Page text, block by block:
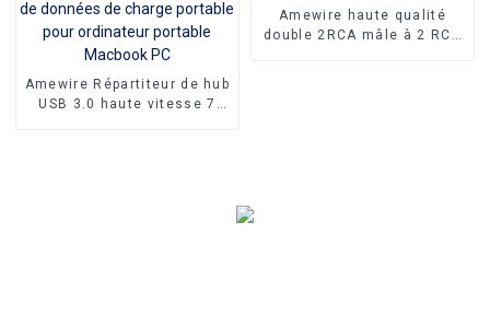
Amewire Répartiteur de hub
USB 3.0 haute vitesse 7
Amewire haute qualité
double 2RCA mâle à 2 RCA